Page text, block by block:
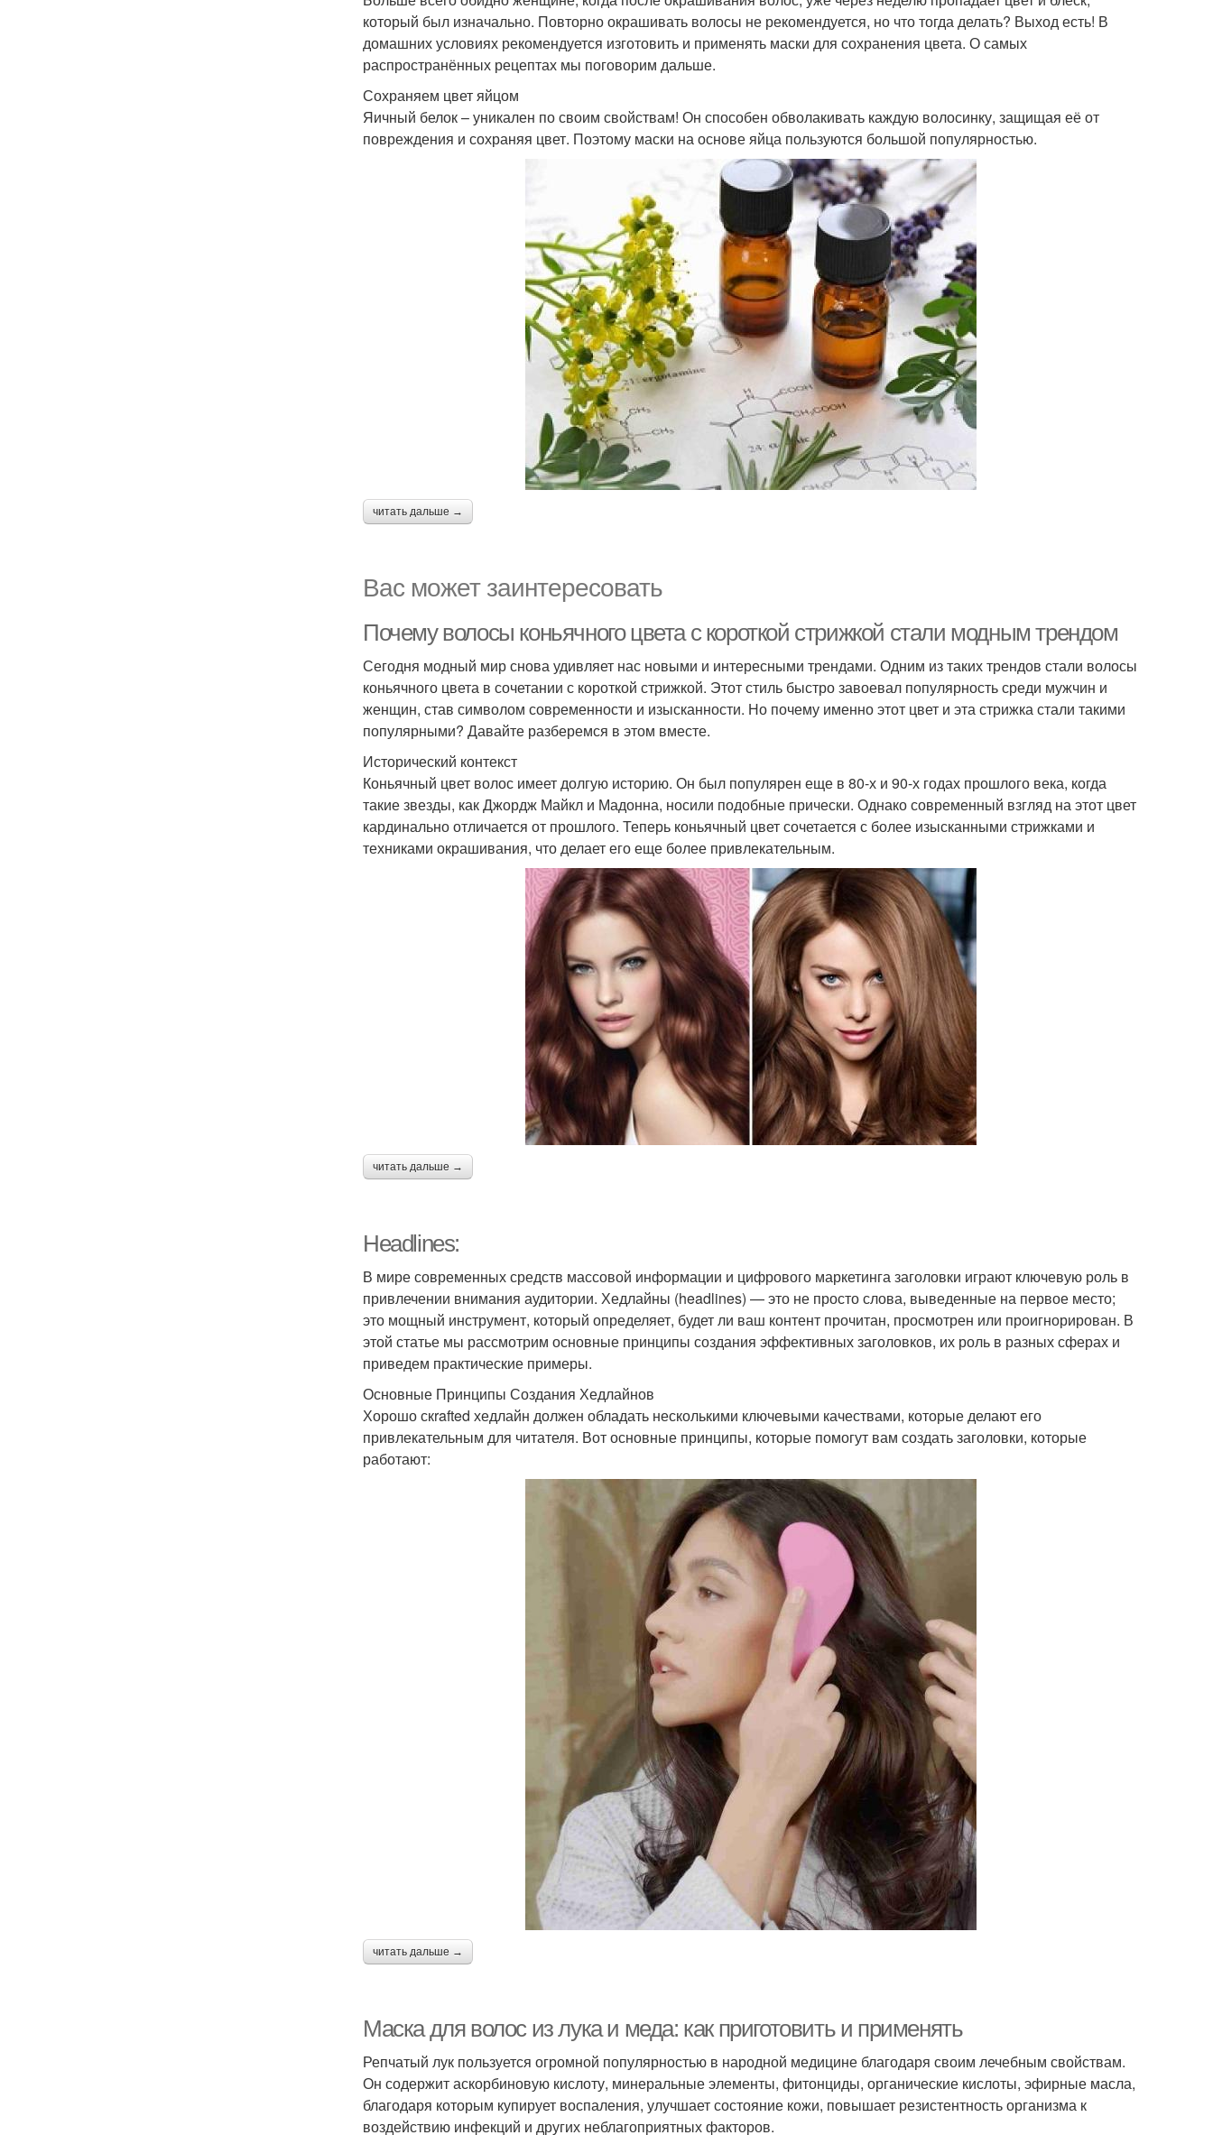
который был изначально. Повторно окрашивать волосы не рекомендуется, но что тогда делать? Выход есть! В
домашних условиях рекомендуется изготовить и применять маски для сохранения цвета. О самых
распространённых рецептах мы поговорим дальше.
Сохраняем цвет яйцом
Яичный белок – уникален по своим свойствам! Он способен обволакивать каждую волосинку, защищая её от
повреждения и сохраняя цвет. Поэтому маски на основе яйца пользуются большой популярностью.
читать дальше →
Вас может заинтересовать
Почему волосы коньячного цвета с короткой стрижкой стали модным трендом
Сегодня модный мир снова удивляет нас новыми и интересными трендами. Одним из таких трендов стали волосы
коньячного цвета в сочетании с короткой стрижкой. Этот стиль быстро завоевал популярность среди мужчин и
женщин, став символом современности и изысканности. Но почему именно этот цвет и эта стрижка стали такими
популярными? Давайте разберемся в этом вместе.
Исторический контекст
Коньячный цвет волос имеет долгую историю. Он был популярен еще в 80-х и 90-х годах прошлого века, когда
такие звезды, как Джордж Майкл и Мадонна, носили подобные прически. Однако современный взгляд на этот цвет
кардинально отличается от прошлого. Теперь коньячный цвет сочетается с более изысканными стрижками и
техниками окрашивания, что делает его еще более привлекательным.
читать дальше →
Headlines:
В мире современных средств массовой информации и цифрового маркетинга заголовки играют ключевую роль в
привлечении внимания аудитории. Хедлайны (headlines) — это не просто слова, выведенные на первое место;
это мощный инструмент, который определяет, будет ли ваш контент прочитан, просмотрен или проигнорирован. В
этой статье мы рассмотрим основные принципы создания эффективных заголовков, их роль в разных сферах и
приведем практические примеры.
Основные Принципы Создания Хедлайнов
Хорошо скrafted хедлайн должен обладать несколькими ключевыми качествами, которые делают его
привлекательным для читателя. Вот основные принципы, которые помогут вам создать заголовки, которые
работают:
читать дальше →
Маска для волос из лука и меда: как приготовить и применять
Репчатый лук пользуется огромной популярностью в народной медицине благодаря своим лечебным свойствам.
Он содержит аскорбиновую кислоту, минеральные элементы, фитонциды, органические кислоты, эфирные масла,
благодаря которым купирует воспаления, улучшает состояние кожи, повышает резистентность организма к
воздействию инфекций и других неблагоприятных факторов.